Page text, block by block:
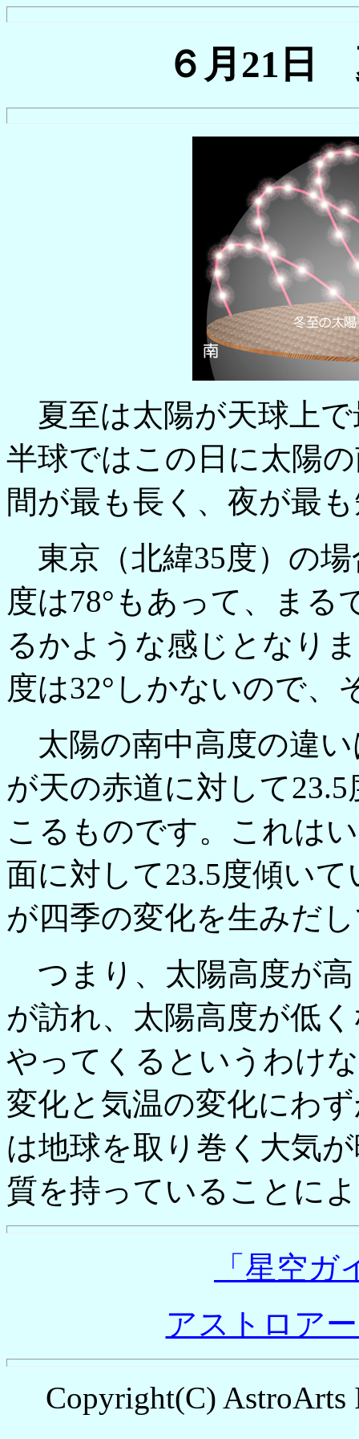
６月21日
夏至は太陽が天球上
半球ではこの日に太陽
間が最も長く、夜が最
東京（北緯35度）の
度は78°もあって、まる
るかような感じとなり
度は32°しかないので、
太陽の南中高度の違
が天の赤道に対して
こるものです。これは
面に対して23.5度傾い
が四季の変化を生みだ
つまり、太陽高度が
が訪れ、太陽高度が低
やってくるというわけ
変化と気温の変化にわ
は地球を取り巻く大気
質を持っていることに
「星空
アストロア
Copyright(C)